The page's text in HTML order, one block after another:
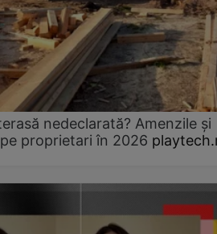
nedeclarată? Amenzile și
proprietari în 2026